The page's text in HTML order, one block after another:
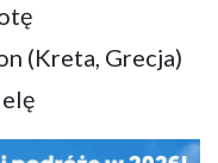
(Kreta, Grecja)